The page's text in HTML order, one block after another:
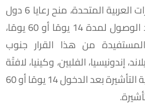
أعلنت دولة الإمارات العربية المتحدة، منح رعايا 6 دول
تأشيرة دخول عند الوصول لمدة 14 يومًا أو 60 يومًا،
من هذا القرار جنوب
إندونيسيا، الفلبين، وكينيا، لافتًة
إلى أن مدة صلاحية التأشيرة بعد الدخول 14 يومًا أو 60